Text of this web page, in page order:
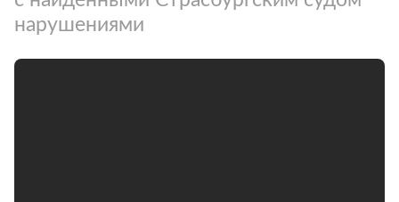
нарушениями